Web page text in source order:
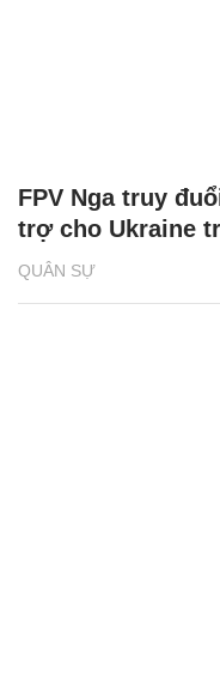
QUÂN SỰ
FPV Nga truy
trợ cho Ukraine